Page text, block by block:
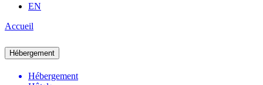
EN
Accueil
Hébergement
Hébergement